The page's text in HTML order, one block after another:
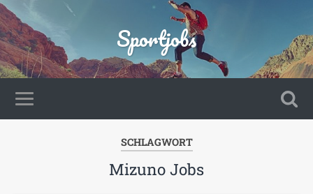
Sportjobs
SCHLAGWORT
Mizuno Jobs